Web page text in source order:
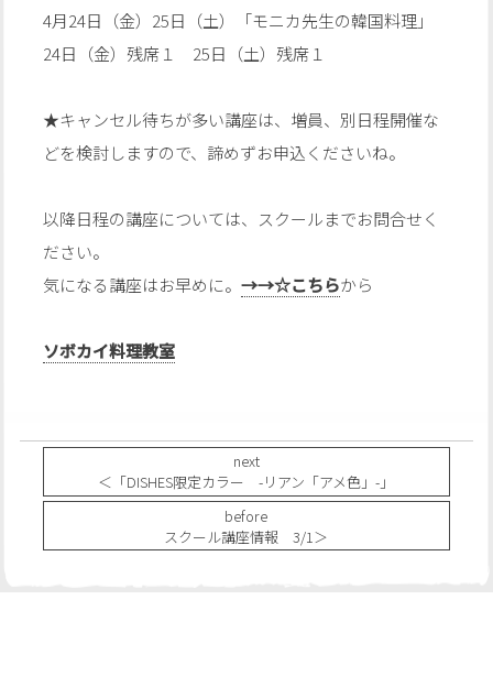
4月24日（金）25日（土）「モニカ先生の韓国料理」
24日（金）残席１ 25日（土）残席１
★キャンセル待ちが多い講座は、増員、別日程開催な
どを検討しますので、諦めずお申込くださいね。
以降日程の講座については、スクールまでお問合せく
ださい。
気になる講座はお早めに。 →→☆こちらから
ソボカイ料理教室
next
＜「DISHES限定カラー -リアン「アメ色」-」
before
スクール講座情報 3/1＞